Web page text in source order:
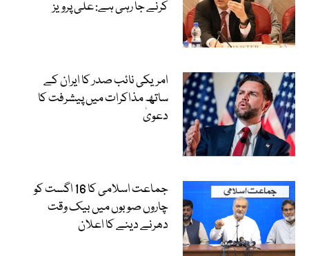
کرنے جا رہی ہے: علی پرویز
امریکی نائب صدر کا ایران کے
ساتھ مذاکرات میں پیشرفت کا
دعویٰ
جماعت اسلامی کا 16 اگست کو
چاروں صوبوں میں بیک وقت
دھرنے دینے کا اعلان